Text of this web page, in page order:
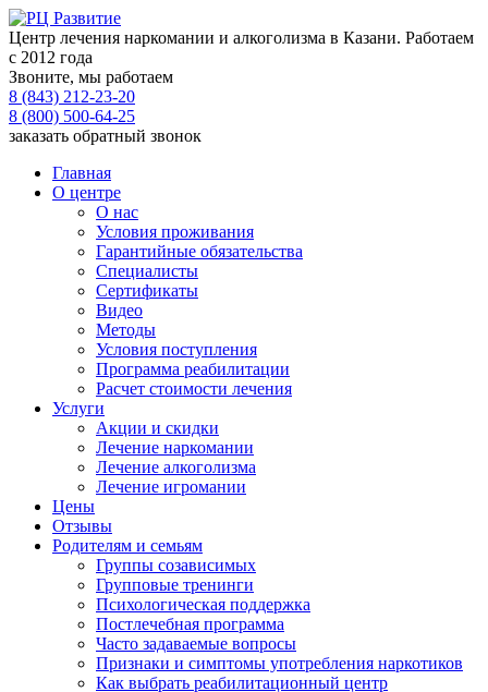
Центр лечения наркомании и алкоголизма в Казани. Работаем
с 2012 года
Звоните, мы работаем
8 (843) 212-23-20
8 (800) 500-64-25
заказать обратный звонок
Главная
О центре
О нас
Условия проживания
Гарантийные обязательства
Специалисты
Сертификаты
Видео
Методы
Условия поступления
Программа реабилитации
Расчет стоимости лечения
Услуги
Акции и скидки
Лечение наркомании
Лечение алкоголизма
Лечение игромании
Цены
Отзывы
Родителям и семьям
Группы созависимых
Групповые тренинги
Психологическая поддержка
Постлечебная программа
Часто задаваемые вопросы
Признаки и симптомы употребления наркотиков
Как выбрать реабилитационный центр